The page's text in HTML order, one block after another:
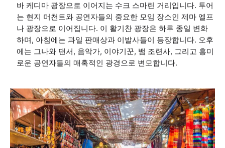
바 케디마 광장으로 이어지는 수크 스마린 거리입니다. 투어
는 현지 머천트와 공연자들의 중요한 모임 장소인 제마 엘프
나 광장으로 이어집니다. 이 활기찬 광장은 하루 종일 변화
하며, 아침에는 과일 판매상과 이발사들이 등장합니다. 오후
에는 그나와 댄서, 음악가, 이야기꾼, 뱀 조련사, 그리고 흥미
로운 공연자들의 매혹적인 광경으로 변모합니다.